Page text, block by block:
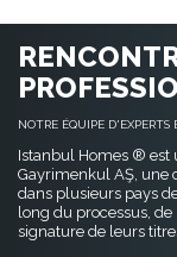
NOTRE ÉQUIPE D'EXPERTS
Istanbul Homes ® est
Gayrimenkul AŞ, une
dans plusieurs pays
long du processus,
signature de leurs